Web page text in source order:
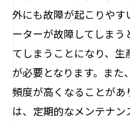
外にも故障が起こりや
ーターが故障してしま
てしまうことになり、
が必要となります。また
頻度が高くなることがあ
は、定期的なメンテナ